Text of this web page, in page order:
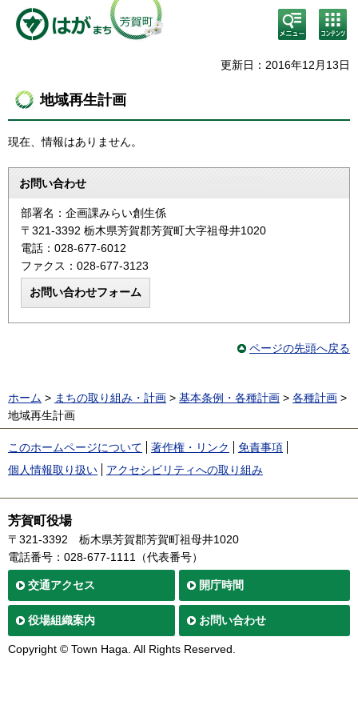
検
索・
メニ
コン
テン
ニュ
更新日：2016年12月13日
地域再生計画
現在、情報はありません。
お問い合わせ
部署名：企画課みらい創生係
〒321-3392 栃木県芳賀郡芳賀町大字祖母井1020
電話：028-677-6012
ファクス：028-677-3123
ページの先頭へ戻る
ホーム > まちの取り組み・計画 > 基本条例・各種計画 > 各種計画 >
地域再生計画
このホームページについて 著作権・リンク
免責事項
個人情報取り扱い
アクセシビリティへの取り組み
芳賀町役場
〒321-3392
栃木県芳賀郡芳賀町祖母井1020
電話番号：028-677-1111（代表番号）
交通アクセス 開庁時間
役場組織案内 お問い合わせ
Copyright © Town Haga. All Rights Reserved.